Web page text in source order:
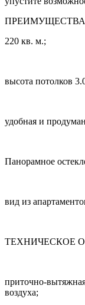
220 кв. м.;
высота потолков
удобная и
Панорамное
вид из
ТЕХНИЧЕСКОЕ
приточно-
воздуха;